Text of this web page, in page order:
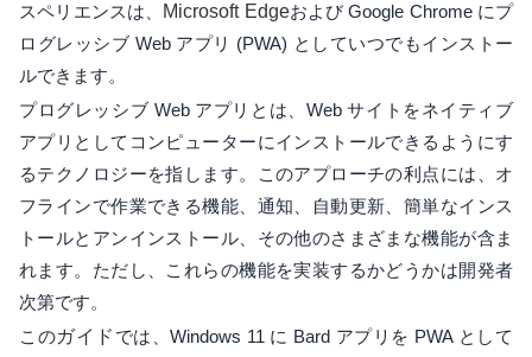
スペリエンスは、 Microsoft Edgeおよび Google Chrome にプ
ログレッシブ Web アプリ (PWA) としていつでもインストー
ルできます。
プログレッシブ Web アプリとは、Web サイトをネイティブ
アプリとしてコンピューターにインストールできるようにす
るテクノロジーを指します。このアプローチの利点には、オ
フラインで作業できる機能、通知、自動更新、簡単なインス
トールとアンインストール、その他のさまざまな機能が含ま
れます。ただし、これらの機能を実装するかどうかは開発者
次第です。
このガイド では、Windows 11 に Bard アプリを PWA として